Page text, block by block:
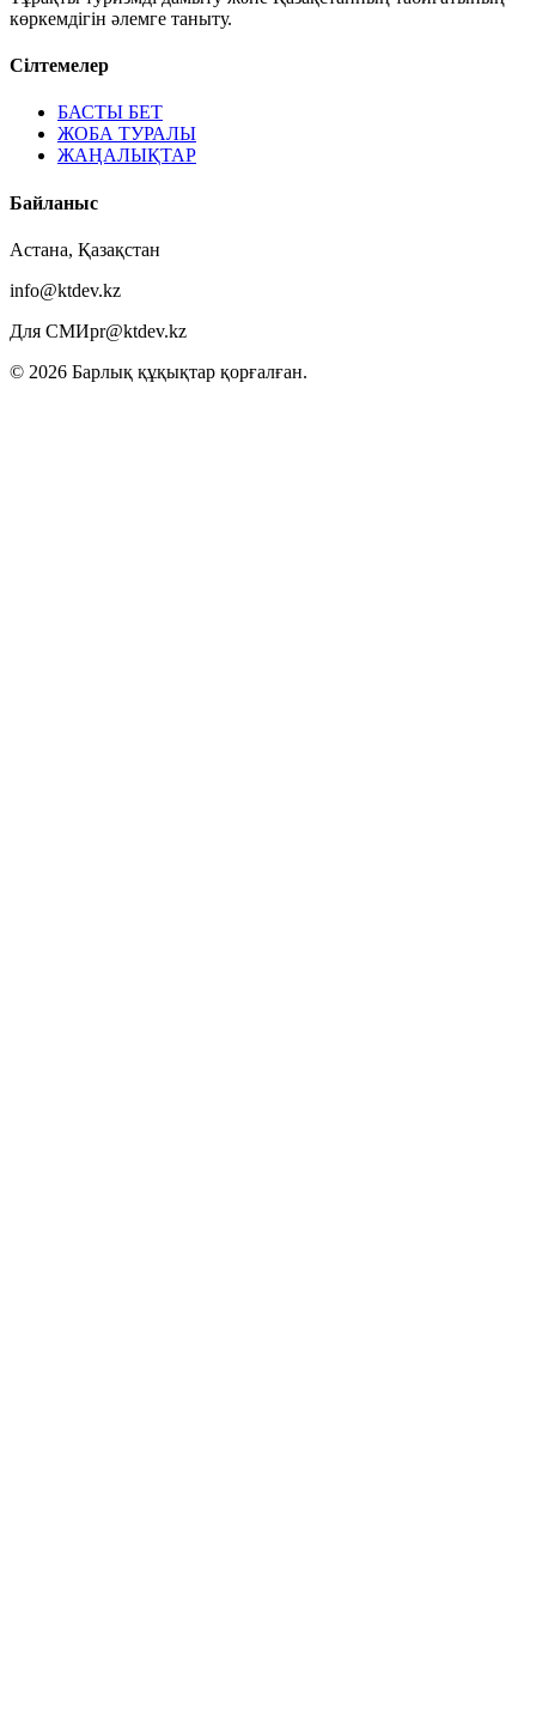
көркемдігін әлемге таныту.
Cілтемелер
БАСТЫ БЕТ
ЖОБА ТУРАЛЫ
ЖАҢАЛЫҚТАР
Байланыс
Астана, Қазақстан
info@ktdev.kz
Для СМИpr@ktdev.kz
© 2026 Барлық құқықтар қорғалған.